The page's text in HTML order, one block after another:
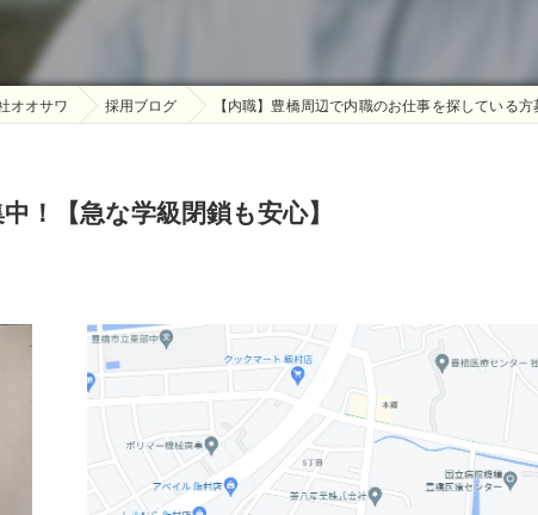
オオサワ 採用ブログ 【内職】豊橋周辺で内職のお仕事を探している
！【急な学級閉鎖も安心】